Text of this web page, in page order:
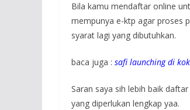
Bila kamu mendaftar online
mempunya e-ktp agar proses
syarat lagi yang dibutuhkan.
baca juga : safi launching di
Saran saya sih lebih baik
yang diperlukan lengkap yaa.